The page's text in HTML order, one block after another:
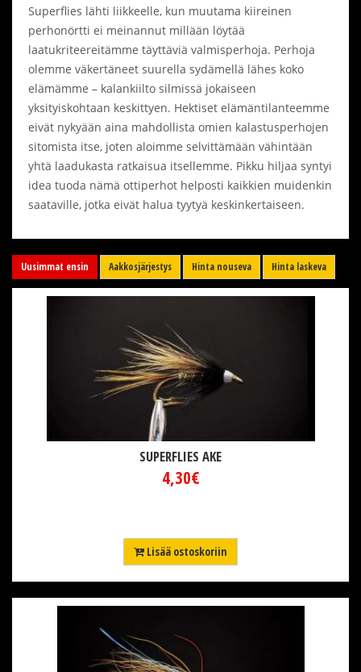
Superflies lähti liikkeelle, kun muutama kiireinen
perhonörtti ei meinannut millään löytää
laatukriteereitämme täyttäviä valmisperhoja. Perhoja
olemme väkertäneet suurella sydämellä lähes koko
elämämme – kalankiilto silmissä jokaiseen
yksityiskohtaan keskittyen. Hektiset elämäntilanteemme
eivät nykyään aina mahdollista omien kalastusperhojen
sitomista itse, joten aloimme selvittämään vähintään
yhtä laadukasta ratkaisua itsellemme. Pikku hiljaa syntyi
idea tuoda nämä ottiperhot helposti kaikkien muidenkin
saataville, jotka eivät halua tyytyä keskinkertaiseen.
Uusimmat ensin Aakkosjärjestys Hinta nouseva Hinta laskeva
SUPERFLIES AKE
4,30€
Lisää ostoskoriin